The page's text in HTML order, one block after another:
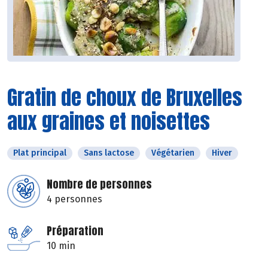
Gratin de choux de Bruxelles
aux graines et noisettes
Plat principal Sans lactose Végétarien Hiver
Nombre de personnes
4 personnes
Préparation
10 min